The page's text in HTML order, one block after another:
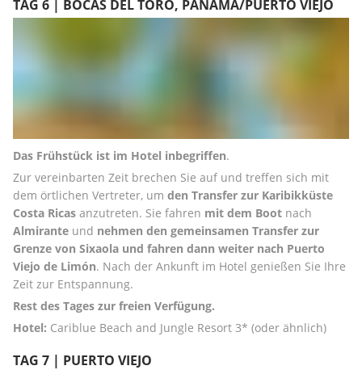
TAG 6 | BOCAS DEL TORO, PANAMA/PUERTO VIEJO
Das Frühstück ist im Hotel inbegriffen.
Zur vereinbarten Zeit brechen Sie auf und treffen sich mit
dem örtlichen Vertreter, um den Transfer zur Karibikküste
Costa Ricas anzutreten. Sie fahren mit dem Boot
Almirante und nehmen den gemeinsamen Transfer zur
Grenze von Sixaola und fahren dann weiter nach Puerto
Viejo de Limón. Nach der Ankunft im Hotel genießen Sie Ihre
Zeit zur Entspannung.
Rest des Tages zur freien Verfügung.
Hotel: Cariblue Beach and Jungle Resort 3* (oder ähnlich)
TAG 7 | PUERTO VIEJO